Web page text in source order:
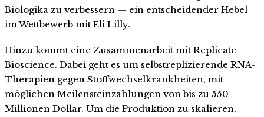
Biologika zu verbessern — ein entscheidender Hebel
im Wettbewerb mit Eli Lilly.
Hinzu kommt eine Zusammenarbeit mit Replicate
Bioscience. Dabei geht es um selbstreplizierende RNA-
Therapien gegen Stoffwechselkrankheiten, mit
möglichen Meilensteinzahlungen von bis zu 550
Millionen Dollar. Um die Produktion zu skalieren,